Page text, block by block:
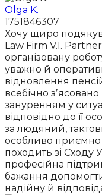
Olga K.
1751846307
Хочу щиро
Law Firm V.I.
організовану
уважно й
відновлення
всебічно
зануренням у
відповідно до її
за людяний,
особливо приємно
походить зі Сходу
професійна
бажання
надійну й